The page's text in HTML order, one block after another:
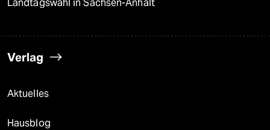
Landtagswahl in Sachsen-Anhalt
Verlag
Aktuelles
Hausblog